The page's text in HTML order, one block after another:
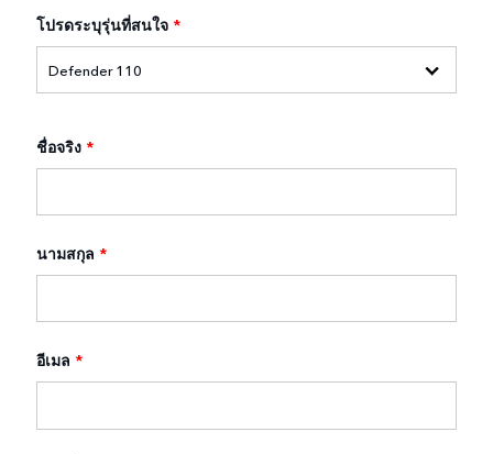
โปรดระบุรุ่นที่สนใจ *
ชื่อจริง *
นามสกุล *
อีเมล *